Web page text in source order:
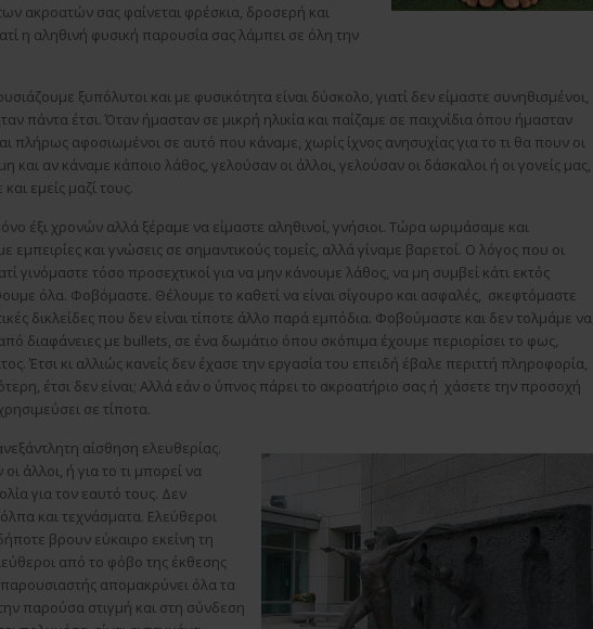
ακροατών σας φαίνεται φρέσκια, δροσερή και
η αληθινή φυσική παρουσία σας λάμπει σε όλη την
ξυπόλυτοι και με φυσικότητα είναι δύσκολο, γιατί δεν είμαστε συνηθισμένοι,
πάντα έτσι. Όταν ήμασταν σε μικρή ηλικία και παίζαμε σε παιχνίδια όπου ήμασταν
πλήρως αφοσιωμένοι σε αυτό που κάναμε, χωρίς ίχνος ανησυχίας για το τι θα πουν οι
και αν κάναμε κάποιο λάθος, γελούσαν οι άλλοι, γελούσαν οι δάσκαλοι ή οι γονείς μας,
εμείς μαζί τους.
έξι χρονών αλλά ξέραμε να είμαστε αληθινοί, γνήσιοι. Τώρα ωριμάσαμε και
εμπειρίες και γνώσεις σε σημαντικούς τομείς, αλλά γίναμε βαρετοί. Ο λόγος που οι
γινόμαστε τόσο προσεχτικοί για να μην κάνουμε λάθος, να μη συμβεί κάτι εκτός
όλα. Φοβόμαστε. Θέλουμε το καθετί να είναι σίγουρο και ασφαλές, σκεφτόμαστε
δικλείδες που δεν είναι τίποτε άλλο παρά εμπόδια. Φοβούμαστε και δεν τολμάμε να
διαφάνειες με bullets, σε ένα δωμάτιο όπου σκόπιμα έχουμε περιορίσει το φως,
Έτσι κι αλλιώς κανείς δεν έχασε την εργασία του επειδή έβαλε περιττή πληροφορία,
έτσι δεν είναι; Αλλά εάν ο ύπνος πάρει το ακροατήριο σας ή χάσετε την προσοχή
σε τίποτα.
αίσθηση ελευθερίας.
άλλοι, ή για το τι μπορεί να
για τον εαυτό τους. Δεν
και τεχνάσματα. Ελεύθεροι
βρουν εύκαιρο εκείνη τη
από το φόβο της έκθεσης
απομακρύνει όλα τα
παρούσα στιγμή και στη σύνδεση